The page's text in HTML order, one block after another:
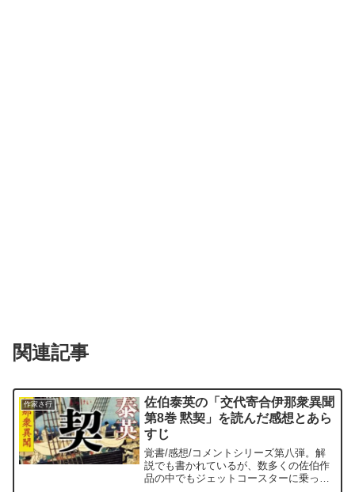
関連記事
作家さ行
佐伯泰英の「交代寄合伊那衆異聞
第8巻 黙契」を読んだ感想とあら
すじ
覚書/感想/コメントシリーズ第八弾。解
説でも書かれているが、数多くの佐伯作
品の中でもジェットコースターに乗って